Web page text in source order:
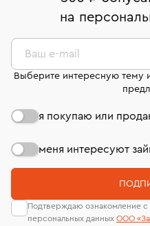
право передумать, если
дней на возврат.
комиссионных
странице«Возврат
На особо ценные
сертификаты МГУ и
лабораторий
на
Ваш e-mail
Выберите интересную тему
я покупаю или
меня интересуют
Подтверждаю ознакомление с
персональных данных ООО